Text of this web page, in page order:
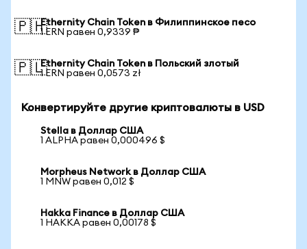
🇵🇭Ethernity Chain Token в Филиппинское песо
1 ERN равен 0,9339 ₱
🇵🇱Ethernity Chain Token в Польский злотый
1 ERN равен 0,0573 zł
Конвертируйте другие криптовалюты в USD
Stella в Доллар США
1 ALPHA равен 0,000496 $
Morpheus Network в Доллар США
1 MNW равен 0,012 $
Hakka Finance в Доллар США
1 HAKKA равен 0,00178 $